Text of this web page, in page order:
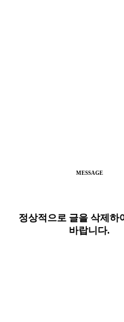
MESSAGE
정상적으로 글을 삭제하
바랍니다.